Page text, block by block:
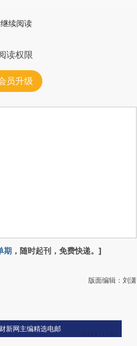
续阅读
读权限
员升级
期 ，随时起刊，免费快递。]
版面编辑：刘潇
新网主编精选电邮